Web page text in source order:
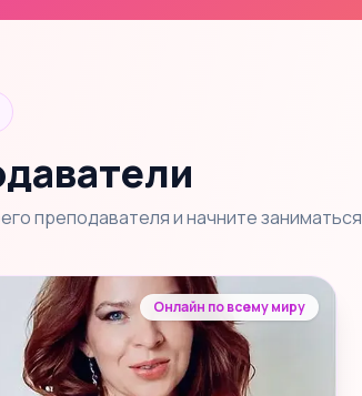
преподавателя и начните заниматься
Онлайн по всему миру